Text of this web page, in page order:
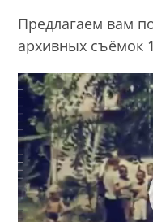
Предлагаем вам
архивных съёмок
Видеоплеер